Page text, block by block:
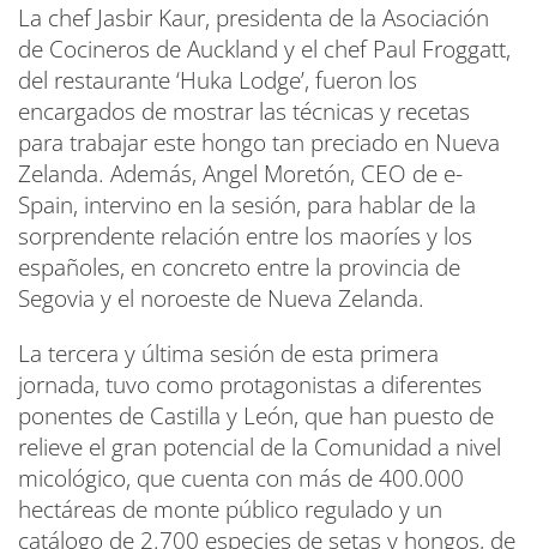
La chef Jasbir Kaur, presidenta de la Asociación
de Cocineros de Auckland y el chef Paul Froggatt,
del restaurante ‘Huka Lodge’, fueron los
encargados de mostrar las técnicas y recetas
para trabajar este hongo tan preciado en Nueva
Zelanda. Además, Angel Moretón, CEO de e-
Spain, intervino en la sesión, para hablar de la
sorprendente relación entre los maoríes y los
españoles, en concreto entre la provincia de
Segovia y el noroeste de Nueva Zelanda.
La tercera y última sesión de esta primera
jornada, tuvo como protagonistas a diferentes
ponentes de Castilla y León, que han puesto de
relieve el gran potencial de la Comunidad a nivel
micológico, que cuenta con más de 400.000
hectáreas de monte público regulado y un
catálogo de 2.700 especies de setas y hongos, de